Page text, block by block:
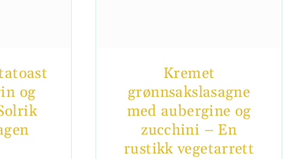
og
Kremet
grønnsakslasagne
med aubergine og
zucchini – En
rustikk vegetarrett